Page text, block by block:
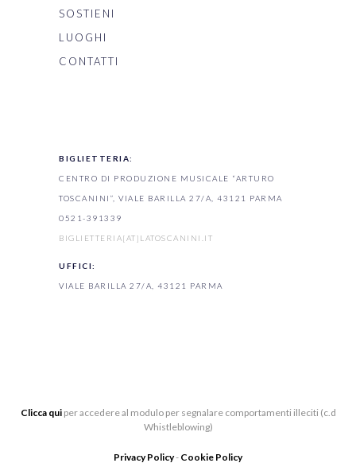
SOSTIENI
LUOGHI
CONTATTI
BIGLIETTERIA:
CENTRO DI PRODUZIONE MUSICALE “ARTURO
TOSCANINI”, VIALE BARILLA 27/A, 43121 PARMA
0521-391339
BIGLIETTERIA[AT]LATOSCANINI.IT
UFFICI:
VIALE BARILLA 27/A, 43121 PARMA
Clicca quiper accedere al modulo per segnalare comportamenti illeciti (c.d
Whistleblowing)
Privacy Policy- Cookie Policy